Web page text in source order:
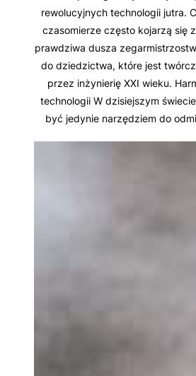
rewolucyjnych technologii jutra.
czasomierze często kojarzą się
prawdziwa dusza
do dziedzictwa, które jest
przez inżynierię XXI wieku.
technologii W dzisiejszym
być jedynie narzędziem do